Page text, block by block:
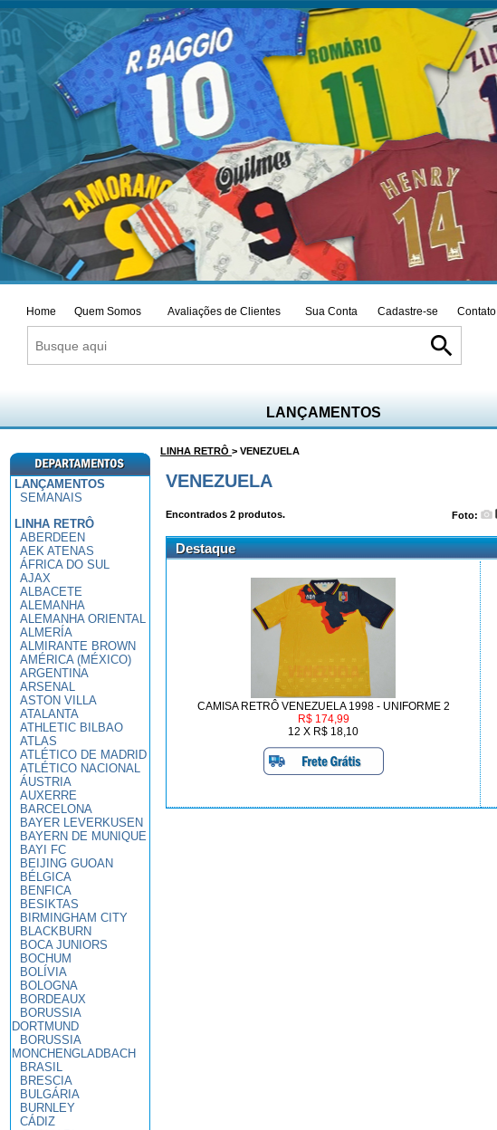
Home Quem Somos Avaliações de Clientes Sua Conta Cadastre-se Contato
search
LANÇAMENTOS
LANÇAMENTOS
SEMANAIS
LINHA RETRÔ
ABERDEEN
AEK ATENAS
ÁFRICA DO SUL
AJAX
ALBACETE
ALEMANHA
ALEMANHA ORIENTAL
ALMERÍA
ALMIRANTE BROWN
AMÉRICA (MÉXICO)
ARGENTINA
ARSENAL
ASTON VILLA
ATALANTA
ATHLETIC BILBAO
ATLAS
ATLÉTICO DE MADRID
ATLÉTICO NACIONAL
ÁUSTRIA
AUXERRE
BARCELONA
BAYER LEVERKUSEN
BAYERN DE MUNIQUE
BAYI FC
BEIJING GUOAN
BÉLGICA
BENFICA
BESIKTAS
BIRMINGHAM CITY
BLACKBURN
BOCA JUNIORS
BOCHUM
BOLÍVIA
BOLOGNA
BORDEAUX
BORUSSIA
DORTMUND
BORUSSIA
MONCHENGLADBACH
BRASIL
BRESCIA
BULGÁRIA
BURNLEY
CÁDIZ
LINHA RETRÔ > VENEZUELA
VENEZUELA
Encontrados 2 produtos. Foto:
Destaque
CAMISA RETRÔ VENEZUELA 1998 - UNIFORME 2
R$ 174,99
12 X R$ 18,10